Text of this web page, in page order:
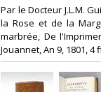
‎Par le Docteur J.L.M.
la Rose et de la
marbrée, De
Jouannet, An 9, 1801,